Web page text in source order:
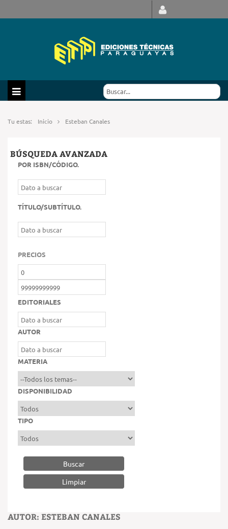
Tu estas: Inicio Esteban Canales
BÚSQUEDA AVANZADA
POR ISBN/CÓDIGO.
TÍTULO/SUBTÍTULO.
PRECIOS
EDITORIALES
AUTOR
MATERIA
DISPONIBILIDAD
TIPO
Buscar
AUTOR: ESTEBAN CANALES